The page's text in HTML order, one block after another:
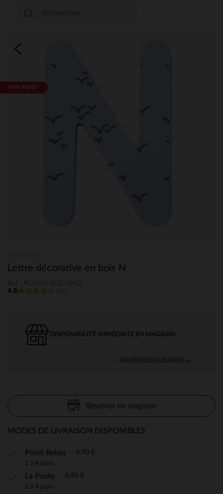
PRIX ROND*
Lettre décorative en bois N
4.6
DISPONIBILITÉ IMMÉDIATE EN MAGASIN
sélectionner un magasin →
Réserver en magasin
MODES DE LIVRAISON DISPONIBLES
Point Relais 4,90 €
2 à 4 jours
La Poste 4,90 €
2 à 4 jours